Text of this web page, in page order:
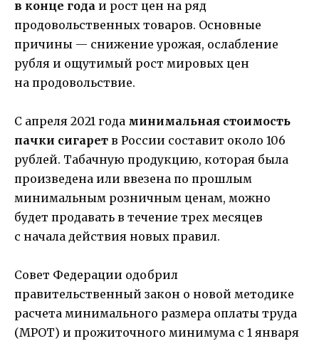
в конце года и рост цен на ряд
продовольственных товаров. Основные
причины — снижение урожая, ослабление
рубля и ощутимый рост мировых цен
на продовольствие.
С апреля 2021 года минимальная стоимость
пачки сигарет в России составит около 106
рублей. Табачную продукцию, которая была
произведена или ввезена по прошлым
минимальным розничным ценам, можно
будет продавать в течение трех месяцев
с начала действия новых правил.
Совет Федерации одобрил
правительственный закон о новой методике
расчета минимального размера оплаты труда
(МРОТ) и прожиточного минимума с 1 января